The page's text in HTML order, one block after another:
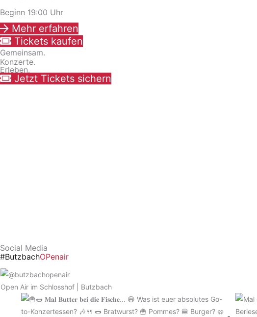
Beginn 19:00 Uhr
Mehr erfahren
Tickets kaufen
Gemeinsam.
Konzerte.
Erleben.
Jetzt Tickets sichern
Social Media
#ButzbachOPenair
Open Air im Schlosshof | Butzbach